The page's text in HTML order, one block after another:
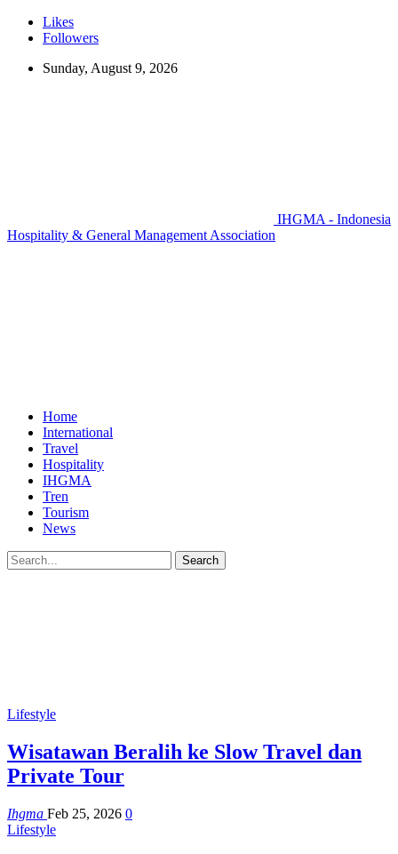
Likes
Followers
Sunday, August 9, 2026
IHGMA - Indonesia
Hospitality & General Management Association
Home
International
Travel
Hospitality
IHGMA
Tren
Tourism
News
Lifestyle
Wisatawan Beralih ke Slow Travel dan
Private Tour
Ihgma Feb 25, 2026 0
Lifestyle